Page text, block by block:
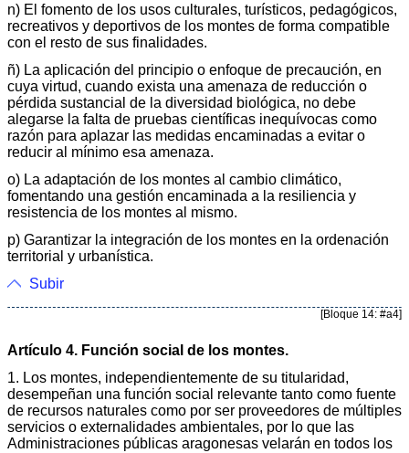
n) El fomento de los usos culturales, turísticos, pedagógicos,
recreativos y deportivos de los montes de forma compatible
con el resto de sus finalidades.
ñ) La aplicación del principio o enfoque de precaución, en
cuya virtud, cuando exista una amenaza de reducción o
pérdida sustancial de la diversidad biológica, no debe
alegarse la falta de pruebas científicas inequívocas como
razón para aplazar las medidas encaminadas a evitar o
reducir al mínimo esa amenaza.
o) La adaptación de los montes al cambio climático,
fomentando una gestión encaminada a la resiliencia y
resistencia de los montes al mismo.
p) Garantizar la integración de los montes en la ordenación
territorial y urbanística.
Subir
[Bloque 14: #a4]
Artículo 4. Función social de los montes.
1. Los montes, independientemente de su titularidad,
desempeñan una función social relevante tanto como fuente
de recursos naturales como por ser proveedores de múltiples
servicios o externalidades ambientales, por lo que las
Administraciones públicas aragonesas velarán en todos los